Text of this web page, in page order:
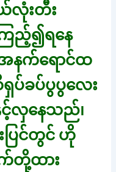
လုံးတီး
ြည့်၍ရနေ
နက်ရောင်ထ
ပ်ခပ်ပွပွလေး
င့်လှနေသည်၊
ပြင်တွင် ဟို
ထား